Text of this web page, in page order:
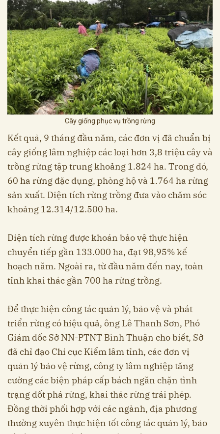
Cây giống phục vụ trồng rừng
Kết quả, 9 tháng đầu năm, các đơn vị đã chuẩn bị
cây giống lâm nghiệp các loại hơn 3,8 triệu cây và
trồng rừng tập trung khoảng 1.824 ha. Trong đó,
60 ha rừng đặc dụng, phòng hộ và 1.764 ha rừng
sản xuất. Diện tích rừng trồng đưa vào chăm sóc
khoảng 12.314/12.500 ha.
Diện tích rừng được khoán bảo vệ thực hiện
chuyển tiếp gần 133.000 ha, đạt 98,95% kế
hoạch năm. Ngoài ra, từ đầu năm đến nay, toàn
tỉnh khai thác gần 700 ha rừng trồng.
Để thực hiện công tác quản lý, bảo vệ và phát
triển rừng có hiệu quả, ông Lê Thanh Sơn, Phó
Giám đốc Sở NN-PTNT Bình Thuận cho biết, Sở
đã chỉ đạo Chi cục Kiểm lâm tỉnh, các đơn vị
quản lý bảo vệ rừng, công ty lâm nghiệp tăng
cường các biện pháp cấp bách ngăn chặn tình
trạng đốt phá rừng, khai thác rừng trái phép.
Đồng thời phối hợp với các ngành, địa phương
thường xuyên thực hiện tốt công tác quản lý, bảo